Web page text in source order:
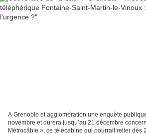
A Grenoble et agglomération une enquête
novembre et durera jusqu’au 21 décembre
Métrocâble », ce télécabine qui pourrait relier dès